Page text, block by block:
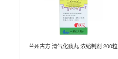
兰州古方 清气化痰丸 浓缩制剂 200粒